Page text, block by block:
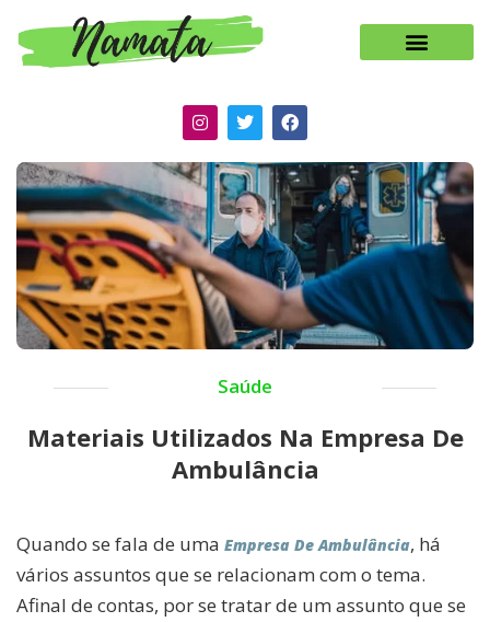
Saúde
Materiais Utilizados Na Empresa De
Ambulância
Quando se fala de uma Empresa De Ambulância, há
vários assuntos que se relacionam com o tema.
Afinal de contas, por se tratar de um assunto que se